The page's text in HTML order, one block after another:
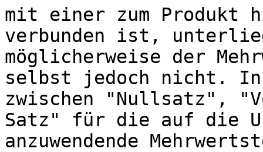
mit einer zum Produkt
verbunden ist,
möglicherweise der
selbst jedoch nicht. In
zwischen "Nullsatz",
Satz" für die auf die
anzuwendende